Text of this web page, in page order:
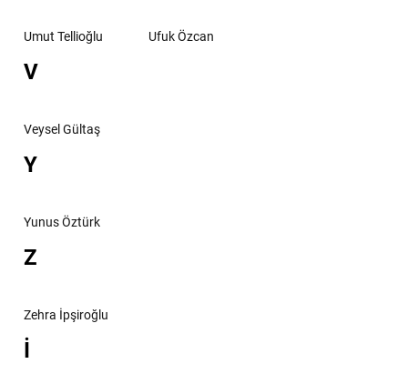
Umut Tellioğlu Ufuk Özcan
V
Veysel Gültaş
Y
Yunus Öztürk
Z
Zehra İpşiroğlu
İ